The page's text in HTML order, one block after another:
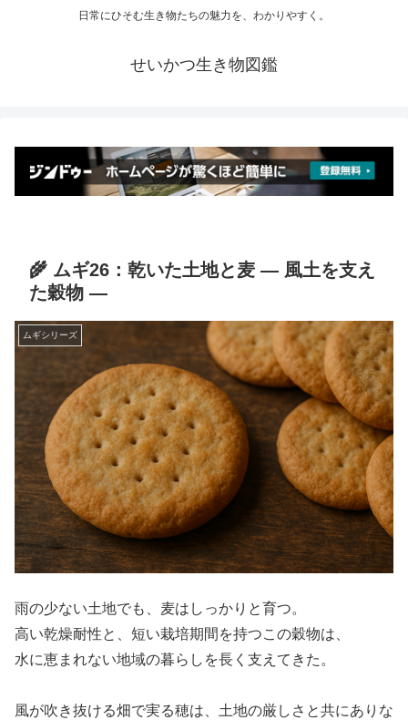
日常にひそむ生き物たちの魅力を、わかりやすく。
せいかつ生き物図鑑
🌾 ムギ26：乾いた土地と麦 ― 風土を支え
た穀物 ―
ムギシリーズ
雨の少ない土地でも、麦はしっかりと育つ。
高い乾燥耐性と、短い栽培期間を持つこの穀物は、
水に恵まれない地域の暮らしを長く支えてきた。
風が吹き抜ける畑で実る穂は、土地の厳しさと共にありな